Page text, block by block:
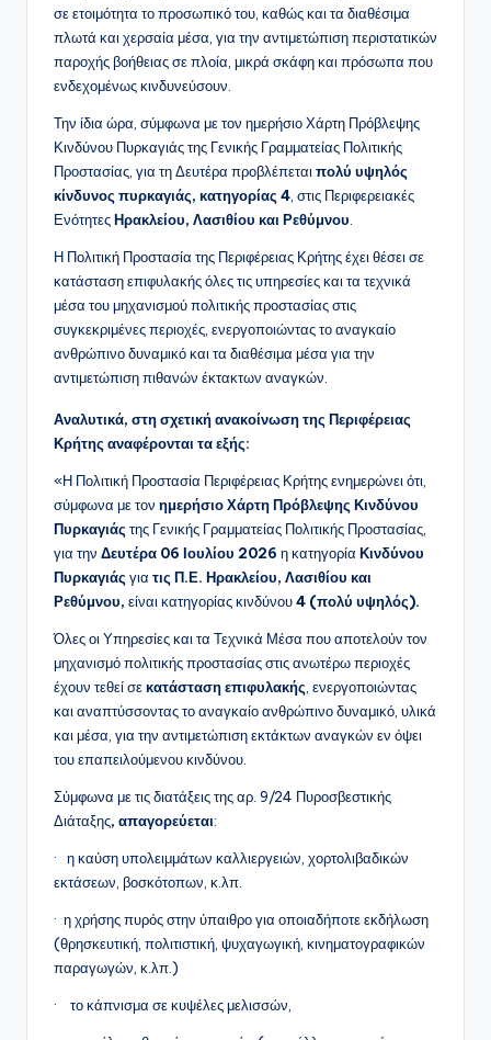
σε ετοιμότητα το προσωπικό του, καθώς και τα διαθέσιμα
πλωτά και χερσαία μέσα, για την αντιμετώπιση περιστατικών
παροχής βοήθειας σε πλοία, μικρά σκάφη και πρόσωπα που
ενδεχομένως κινδυνεύσουν.
Την ίδια ώρα, σύμφωνα με τον ημερήσιο Χάρτη Πρόβλεψης
Κινδύνου Πυρκαγιάς της Γενικής Γραμματείας Πολιτικής
Προστασίας, για τη Δευτέρα προβλέπεται πολύ υψηλός
κίνδυνος πυρκαγιάς, κατηγορίας 4 , στις Περιφερειακές
ΕνότητεςΗρακλείου, Λασιθίου και Ρεθύμνου
Η Πολιτική Προστασία της Περιφέρειας Κρήτης έχει θέσει σε
κατάσταση επιφυλακής όλες τις υπηρεσίες και τα τεχνικά
μέσα του μηχανισμού πολιτικής προστασίας στις
συγκεκριμένες περιοχές, ενεργοποιώντας το αναγκαίο
ανθρώπινο δυναμικό και τα διαθέσιμα μέσα για την
αντιμετώπιση πιθανών έκτακτων αναγκών.
Αναλυτικά, στη σχετική ανακοίνωση της Περιφέρειας
Κρήτης αναφέρονται τα εξής:
«Η Πολιτική Προστασία Περιφέρειας Κρήτης ενημερώνει ότι,
σύμφωνα με τον ημερήσιο Χάρτη Πρόβλεψης Κινδύνου
Πυρκαγιάς της Γενικής Γραμματείας Πολιτικής Προστασίας,
για την Δευτέρα 06 Ιουλίου 2026 η κατηγορία Κινδύνου
Πυρκαγιάς για τις Π.Ε. Ηρακλείου, Λασιθίου και
Ρεθύμνου, είναι κατηγορίας κινδύνου4 (πολύ υψηλός).
Όλες οι Υπηρεσίες και τα Τεχνικά Μέσα που αποτελούν τον
μηχανισμό πολιτικής προστασίας στις ανωτέρω περιοχές
έχουν τεθεί σεκατάσταση επιφυλακής , ενεργοποιώντας
και αναπτύσσοντας το αναγκαίο ανθρώπινο δυναμικό, υλικά
και μέσα, για την αντιμετώπιση εκτάκτων αναγκών εν όψει
του επαπειλούμενου κινδύνου.
Σύμφωνα με τις διατάξεις της αρ. 9/24 Πυροσβεστικής
Διάταξης, απαγορεύεται:
· η καύση υπολειμμάτων καλλιεργειών, χορτολιβαδικών
εκτάσεων, βοσκότοπων, κ.λπ.
· η χρήσης πυρός στην ύπαιθρο για οποιαδήποτε εκδήλωση
(θρησκευτική, πολιτιστική, ψυχαγωγική, κινηματογραφικών
παραγωγών, κ.λπ.)
· το κάπνισμα σε κυψέλες μελισσών,